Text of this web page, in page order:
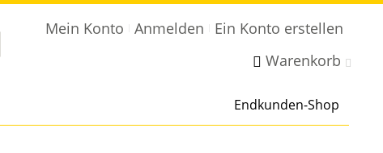
Mein Konto Anmelden
Ein Konto erstellen
Warenkorb
Endkunden-Shop